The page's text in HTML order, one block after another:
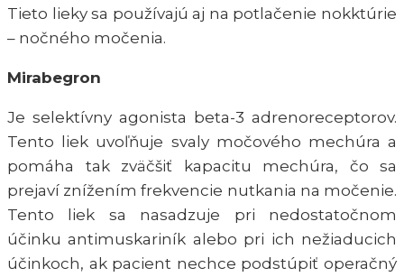
Tieto lieky sa používajú aj na potlačenie nokktúrie
– nočného močenia.
Mirabegron
Je selektívny agonista beta-3 adrenoreceptorov.
Tento liek uvoľňuje svaly močového mechúra a
pomáha tak zväčšiť kapacitu mechúra, čo sa
prejaví znížením frekvencie nutkania na močenie.
Tento liek sa nasadzuje pri nedostatočnom
účinku antimuskariník alebo pri ich nežiaducich
účinkoch, ak pacient nechce podstúpiť operačný